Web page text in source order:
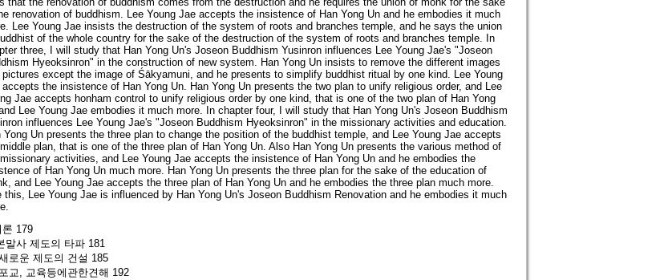
renovation of buddhism. Lee Young Jae accepts the insistence of Han Yong Un and he embodies it much
Lee Young Jae insists the destruction of the system of roots and branches temple, and he says the union
of the whole country for the sake of the destruction of the system of roots and branches temple. In
three, I will study that Han Yong Un's Joseon Buddhism Yusinron influences Lee Young Jae's "Joseon
Hyeoksinron" in the construction of new system. Han Yong Un insists to remove the different images
pictures except the image of Śākyamuni, and he presents to simplify buddhist ritual by one kind. Lee Young
the insistence of Han Yong Un. Han Yong Un presents the two plan to unify religious order, and Lee
Jae accepts honham control to unify religious order by one kind, that is one of the two plan of Han Yong
Lee Young Jae embodies it much more. In chapter four, I will study that Han Yong Un's Joseon Buddhism
influences Lee Young Jae's "Joseon Buddhism Hyeoksinron" in the missionary activities and education.
Yong Un presents the three plan to change the position of the buddhist temple, and Lee Young Jae accepts
plan, that is one of the three plan of Han Yong Un. Also Han Yong Un presents the various method of
activities, and Lee Young Jae accepts the insistence of Han Yong Un and he embodies the
of Han Yong Un much more. Han Yong Un presents the three plan for the sake of the education of
and Lee Young Jae accepts the three plan of Han Yong Un and he embodies the three plan much more.
this, Lee Young Jae is influenced by Han Yong Un's Joseon Buddhism Renovation and he embodies it much
론 179
말사 제도의 타파 181
새로운 제도의 건설 185
교, 교육등에관한견해 192